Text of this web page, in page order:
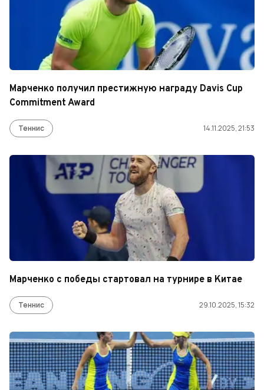
Марченко получил престижную награду Davis Cup
Commitment Award
Теннис 14.11.2025, 21:53
Марченко с победы стартовал на турнире в Китае
Теннис 29.10.2025, 15:32